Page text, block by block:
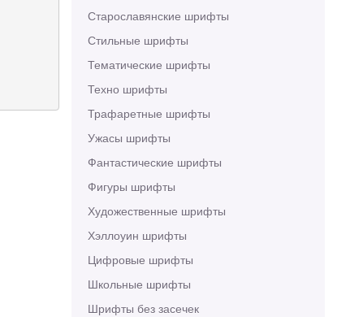
Старославянские шрифты
Стильные шрифты
Тематические шрифты
Техно шрифты
Трафаретные шрифты
Ужасы шрифты
Фантастические шрифты
Фигуры шрифты
Художественные шрифты
Хэллоуин шрифты
Цифровые шрифты
Школьные шрифты
Шрифты без засечек